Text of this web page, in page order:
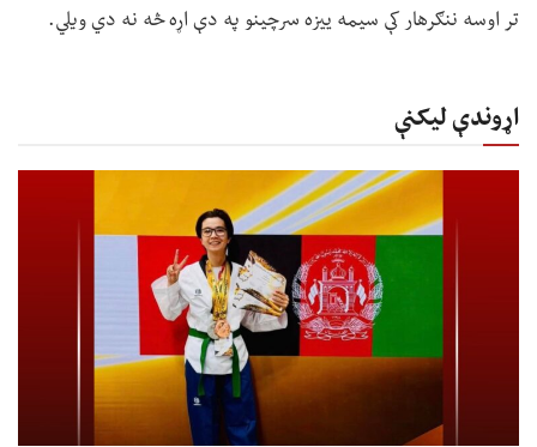
تر اوسه ننګرهار کې سیمه ییزه سرچینو په دې اړه څه نه دي ویلي.
اړوندې لیکنې